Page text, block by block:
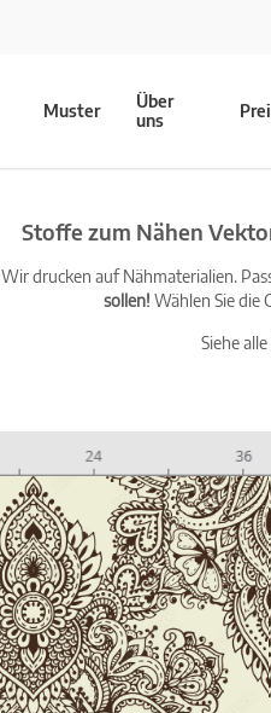
Muster
Über
uns
Stoffe zum Nähen
Wir drucken auf Nähmaterialien.
sollen! Wählen Sie die
Siehe